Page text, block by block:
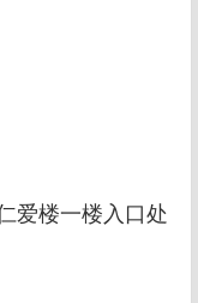
爱楼一楼入口处